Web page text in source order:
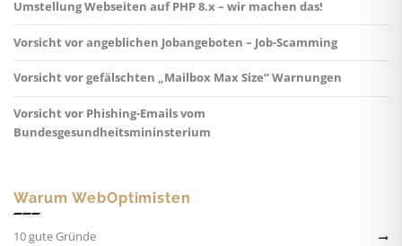
Umstellung Webseiten auf PHP 8.x – wir machen das!
Vorsicht vor angeblichen Jobangeboten – Job-Scamming
Vorsicht vor gefälschten „Mailbox Max Size“ Warnungen
Vorsicht vor Phishing-Emails vom
Bundesgesundheitsmininsterium
Warum WebOptimisten
10 gute Gründe